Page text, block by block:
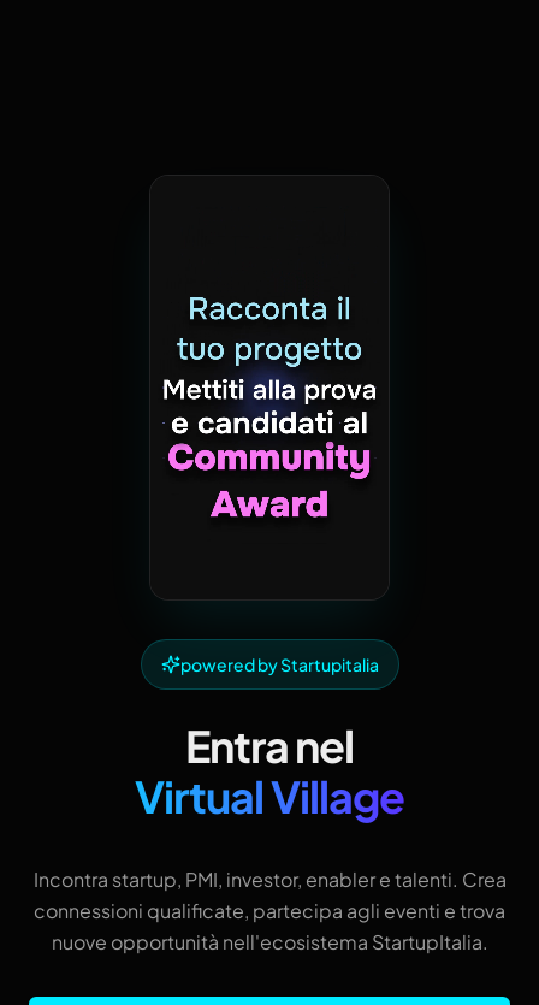
powered by Startupitalia
Entra nel
Virtual Village
Incontra startup, PMI, investor, enabler e talenti. Crea
connessioni qualificate, partecipa agli eventi e trova
nuove opportunità nell'ecosistema StartupItalia.